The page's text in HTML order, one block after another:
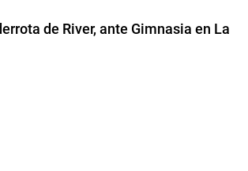
de River, ante Gimnasia en La